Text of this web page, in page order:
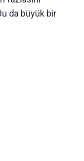
da büyük bir